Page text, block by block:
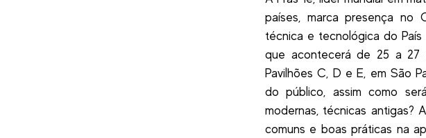
países, marca presença no
técnica e tecnológica do País
que acontecerá de 25 a 27
Pavilhões C, D e E, em São
do público, assim como
modernas, técnicas antigas?
comuns e boas práticas na